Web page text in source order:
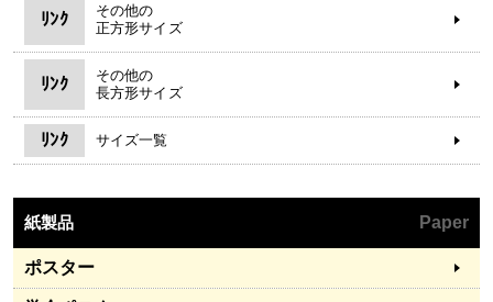
ﾘﾝｸ
その他の
正方形サイズ
ﾘﾝｸ
その他の
長方形サイズ
ﾘﾝｸ サイズ一覧
紙製品 Paper
ポスター